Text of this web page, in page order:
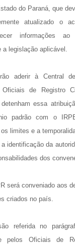
do Paraná, que
atualizado o
informações ao
legislação aplicável.
aderir à Central
de Registro
essa
padrão com o
limites e a
identificação da
dos
será conveniado aos
criados no país.
referida no
pelos Oficiais de